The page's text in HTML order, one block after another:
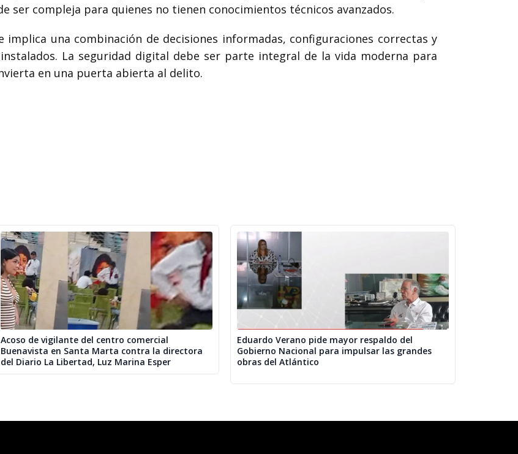
ser compleja para quienes no tienen conocimientos técnicos avanzados.
una combinación de decisiones informadas, configuraciones correctas y
La seguridad digital debe ser parte integral de la vida moderna para
en una puerta abierta al delito.
Acoso de vigilante del centro comercial
Buenavista en Santa Marta contra la directora
del Diario La Libertad, Luz Marina Esper
Eduardo Verano pide mayor respaldo del
Gobierno Nacional para impulsar las grandes
obras del Atlántico